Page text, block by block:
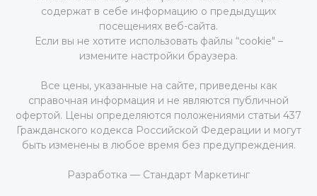
содержат в себе информацию о предыдущих
посещениях веб-сайта.
Если вы не хотите использовать файлы “cookie" –
измените настройки браузера.
Все цены, указанные на сайте, приведены как
справочная информация и не являются публичной
офертой. Цены определяются положениями статьи 437
Гражданского кодекса Российской Федерации и могут
быть изменены в любое время без предупреждения.
Разработка — Стандарт Маркетинг